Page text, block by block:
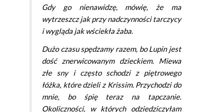
Gdy
go nienawidzę, mówię, że ma
wytrzeszcz jak przy nadczynności tarczycy
i wygląda jak wściekła żaba.
Dużo czasu spędzamy razem, bo Lupin jest
dość znerwicowanym dzieckiem. Miewa
złe sny i często schodzi z piętrowego
łóżka, które dzieli z Krissim. Przychodzi do
mnie, bo śpię teraz na tapczanie.
Okoliczności, w których odziedziczyłam